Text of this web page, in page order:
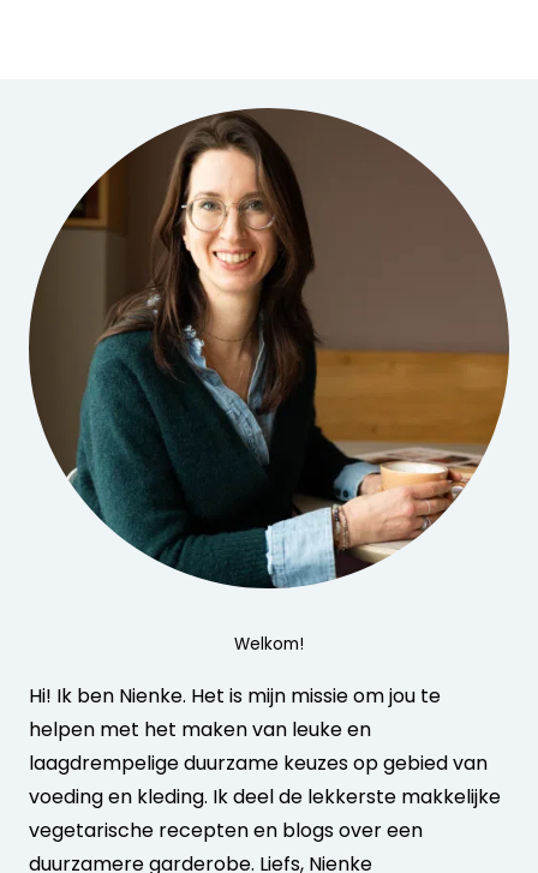
Welkom!
Hi! Ik ben Nienke. Het is mijn missie om jou te
helpen met het maken van leuke en
laagdrempelige duurzame keuzes op gebied van
voeding en kleding. Ik deel de lekkerste makkelijke
vegetarische recepten en blogs over een
duurzamere garderobe. Liefs, Nienke